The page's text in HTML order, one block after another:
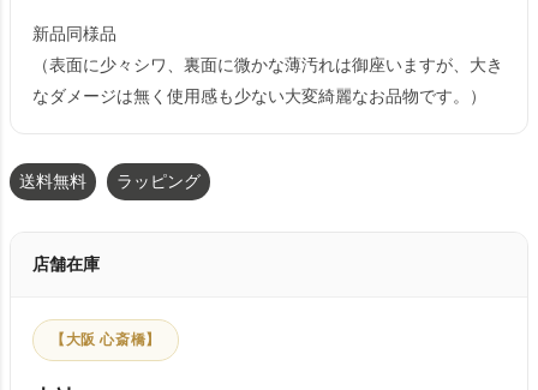
新品同様品
（表面に少々シワ、裏面に微かな薄汚れは御座いますが、大き
なダメージは無く使用感も少ない大変綺麗なお品物です。）
送料無料 ラッピング
店舗在庫
【大阪 心斎橋】